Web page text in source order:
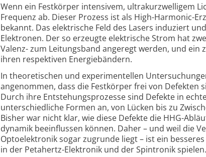
Wenn ein Festkörper intensivem, ultra­kurz­welligem
Frequenz ab. Dieser Prozess ist als High-Harmonic-
bekannt. Das elektrische Feld des Lasers induziert
Elektronen. Der so erzeugte elektrische Strom hat
Valenz- zum Leitungs­band angeregt werden, und ein
ihren respek­tiven Energie­bändern.
In theoretischen und experimentellen
angenommen, dass die Fest­körper frei von Defekten
Durch ihre Entstehungs­prozesse sind Defekte in
unter­schied­liche Formen an, von Lücken bis zu
Bisher war nicht klar, wie diese Defekte die HHG-
dynamik beein­flussen können. Daher – und weil die
Opto­elek­tronik sogar zugrunde liegt – ist ein
in der Petahertz-Elektronik und der Spintronik spielen.